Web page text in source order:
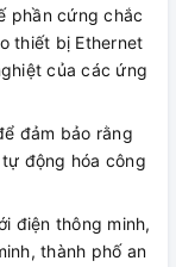
phần cứng chắc
thiết bị Ethernet
của các ứng
đảm bảo rằng
động hóa công
điện thông minh,
thành phố an